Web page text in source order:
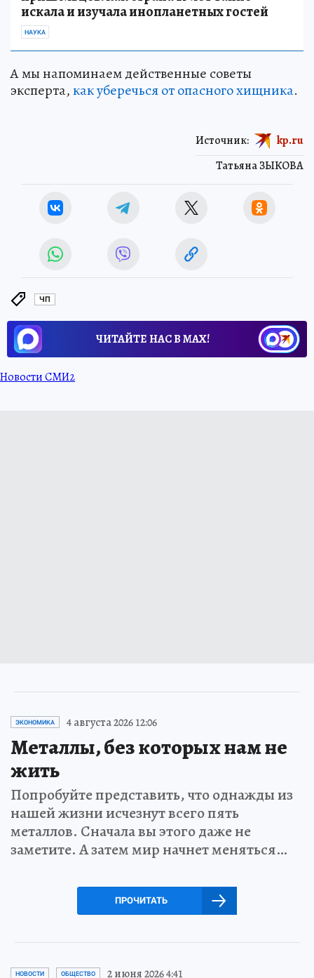
искала и изучала инопланетных гостей
НАУКА
А мы напоминаем действенные советы
эксперта,как уберечься от опасного хищника.
Татьяна ЗЫКОВА
Источник: kp.ru
ЧП
ЧИТАЙТЕ НАС В МАХ!
Новости СМИ2
ЭКОНОМИКА 4 августа 2026 12:06
Металлы, без которых нам не
жить
Попробуйте представить, что однажды из
нашей жизни исчезнут всего пять
металлов. Сначала вы этого даже не
заметите. А затем мир начнет меняться…
ПРОЧИТАТЬ
НОВОСТИ ОБЩЕСТВО 2 июня 2026 4:41